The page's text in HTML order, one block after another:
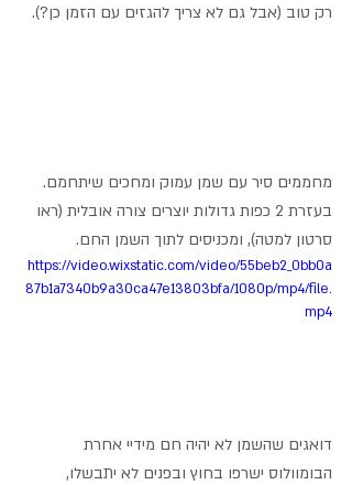
רק טוב (אבל גם לא צריך להגזים עם הזמן כן?).
מחממים סיר עם שמן עמוק ומחכים שיתחמם.
בעזרת 2 כפות גדולות יוצרים צורה אובלית (ראו
סרטון למטה), ומכניסים לתוך השמן החם.
https://video.wixstatic.com/video/55beb2_0bb0a
87b1a7340b9a30ca47e13803bfa/1080p/mp4/file.
mp4
דואגים שהשמן לא יהיה חם מידיי אחרת
הבומוולוס ישרפו בחוץ ובפנים לא יתבשלו,